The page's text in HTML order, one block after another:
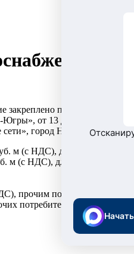
и
закреплено приказами
от 13 декабря 2016
сети», город Нижневартовск».
м (с НДС), для прочих
м (с НДС), для прочих
прочим потребителям – 54
потребителей – 34 рубля 69